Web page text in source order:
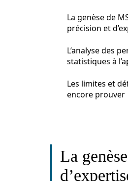
La genèse de
précision et
L’analyse des
statistiques à
Les limites et
encore prouver
La